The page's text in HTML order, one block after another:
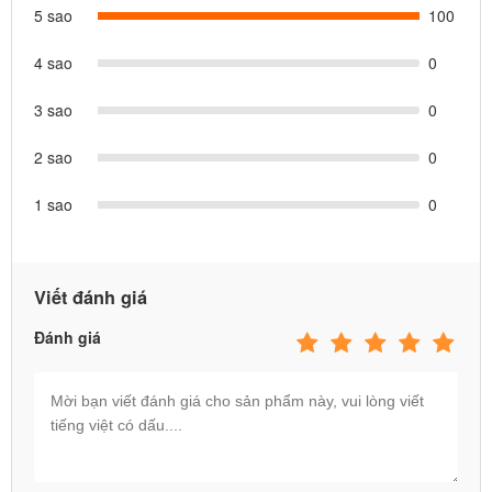
nghệ sơn tiên tiến nhất thế giới, hạn chế hơn 90% khả năng rỉ sét
sản phẩm!
5 sao 100
4 sao 0
3 sao 0
2 sao 0
1 sao 0
Viết đánh giá
Đánh giá